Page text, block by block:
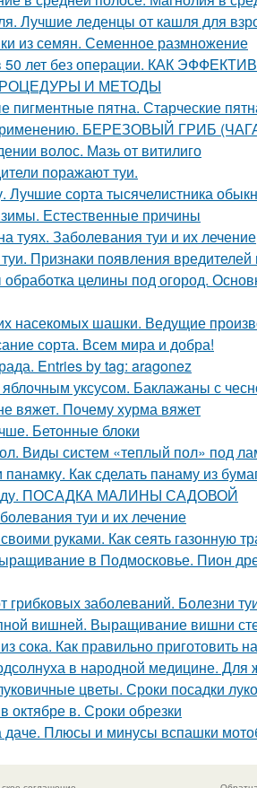
Лучшие леденцы от кашля для
из семян. Семенное размножение
в 50 лет без операции. КАК
И МЕТОДЫ
пигментные пятна. Старческие
применению. БЕРЕЗОВЫЙ ГРИБ
волос. Мазь от витилиго
поражают туи.
Лучшие сорта тысячелистника
Естественные причины
туях. Заболевания туи и их лечение
Признаки появления вредителей
целины под огород.
насекомых шашки. Ведущие
сорта. Всем мира и добра!
Entries by tag: aragonez
уксусом. Баклажаны с
вяжет. Почему хурма вяжет
Бетонные блоки
Виды систем «теплый пол» под
панамку. Как сделать панаму из
ПОСАДКА МАЛИНЫ САДОВОЙ
туи и их лечение
руками. Как сеять газонную
в Подмосковье. Пион
грибковых заболеваний. Болезни
вишней. Выращивание вишни
сока. Как правильно приготовить
в народной медицине. Для
цветы. Сроки посадки
октябре в. Сроки обрезки
даче. Плюсы и минусы вспашки